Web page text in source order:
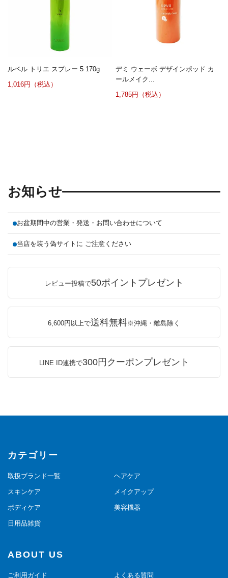
ルベル トリエ スプレー 5 170g
1,016円（税込）
デミ ウェーボ デザインポッド カ
ールメイク...
1,785円（税込）
お知らせ
お盆期間中の営業・発送・お問い合わせについて
当店を装う偽サイトに ご注意ください
レビュー投稿で50ポイントプレゼント
6,600円以上で送料無料※沖縄・離島除く
LINE ID連携で300円クーポンプレゼント
カテゴリー
取扱ブランド一覧 ヘアケア
スキンケア メイクアップ
ボディケア 美容機器
日用品雑貨
ABOUT US
ご利用ガイド よくある質問